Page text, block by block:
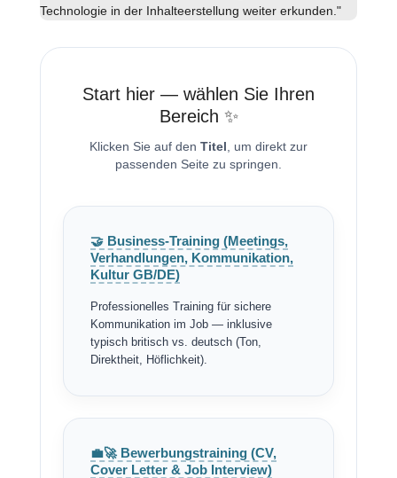
Technologie in der Inhalteerstellung weiter erkunden."
Start hier — wählen Sie Ihren
Bereich ✨
Klicken Sie auf den Titel
, um direkt zur
passenden Seite zu springen.
🤝 Business-Training (Meetings,
Verhandlungen, Kommunikation,
Kultur GB/DE)
Professionelles Training für sichere
Kommunikation im Job — inklusive
typisch britisch vs. deutsch (Ton,
Direktheit, Höflichkeit).
💼🚀 Bewerbungstraining (CV,
Cover Letter & Job Interview)